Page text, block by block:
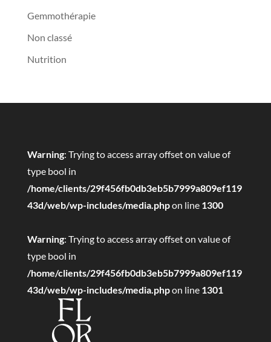
Gemmothérapie
Non classé
Nutrition
Warning: Trying to access array offset on value of
type bool in
/home/clients/29f456fb0db3eb5b7999a809ef119
43d/web/wp-includes/media.phpon line 1300
Warning: Trying to access array offset on value of
type bool in
/home/clients/29f456fb0db3eb5b7999a809ef119
43d/web/wp-includes/media.phpon line 1301